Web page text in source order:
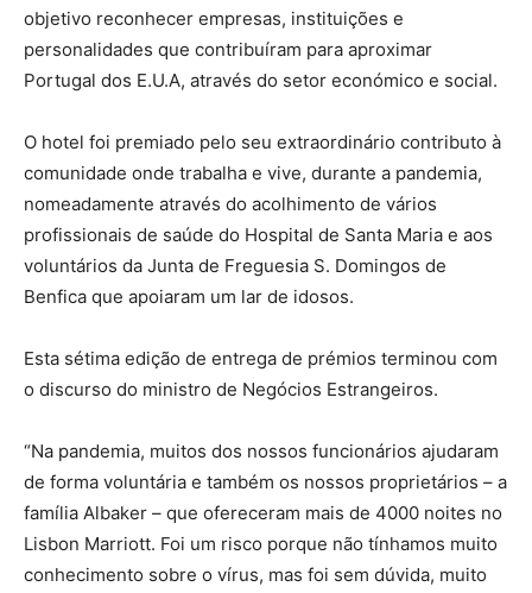
objetivo reconhecer empresas, instituições e
personalidades que contribuíram para aproximar
Portugal dos E.U.A, através do setor económico e social.
O hotel foi premiado pelo seu extraordinário contributo à
comunidade onde trabalha e vive, durante a pandemia,
nomeadamente através do acolhimento de vários
profissionais de saúde do Hospital de Santa Maria e aos
voluntários da Junta de Freguesia S. Domingos de
Benfica que apoiaram um lar de idosos.
Esta sétima edição de entrega de prémios terminou com
o discurso do ministro de Negócios Estrangeiros.
“Na pandemia, muitos dos nossos funcionários ajudaram
de forma voluntária e também os nossos proprietários – a
família Albaker – que ofereceram mais de 4000 noites no
Lisbon Marriott. Foi um risco porque não tínhamos muito
conhecimento sobre o vírus, mas foi sem dúvida, muito